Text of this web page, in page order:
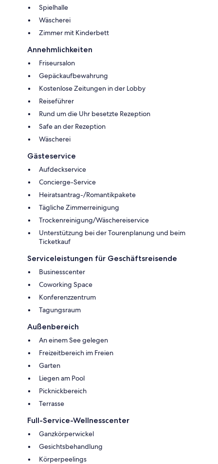
Spielhalle
Wäscherei
Zimmer mit Kinderbett
Annehmlichkeiten
Friseursalon
Gepäckaufbewahrung
Kostenlose Zeitungen in der Lobby
Reiseführer
Rund um die Uhr besetzte Rezeption
Safe an der Rezeption
Wäscherei
Gästeservice
Aufdeckservice
Concierge-Service
Heiratsantrag-/Romantikpakete
Tägliche Zimmerreinigung
Trockenreinigung/Wäschereiservice
Unterstützung bei der Tourenplanung und beim
Ticketkauf
Serviceleistungen für Geschäftsreisende
Businesscenter
Coworking Space
Konferenzzentrum
Tagungsraum
Außenbereich
An einem See gelegen
Freizeitbereich im Freien
Garten
Liegen am Pool
Picknickbereich
Terrasse
Full-Service-Wellnesscenter
Ganzkörperwickel
Gesichtsbehandlung
Körperpeelings